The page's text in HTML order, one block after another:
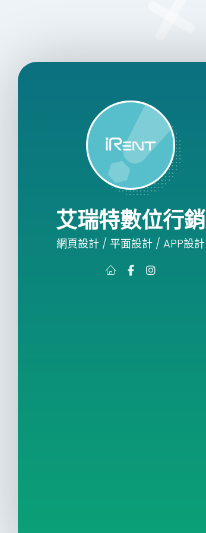
艾瑞特數位行銷
網頁設計 / 平面設計 / APP設計